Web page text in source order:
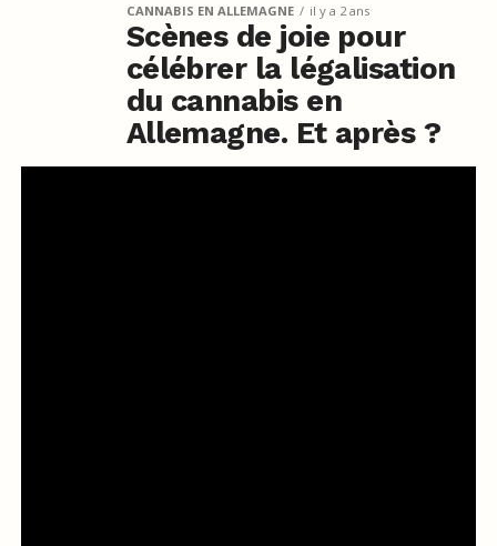
CANNABIS EN ALLEMAGNE il y a 2 ans
Scènes de joie pour
célébrer la légalisation
du cannabis en
Allemagne. Et après ?